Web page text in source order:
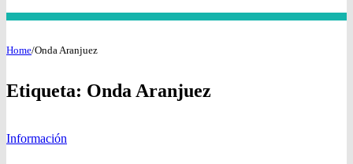
Home/Onda Aranjuez
Etiqueta: Onda Aranjuez
Información